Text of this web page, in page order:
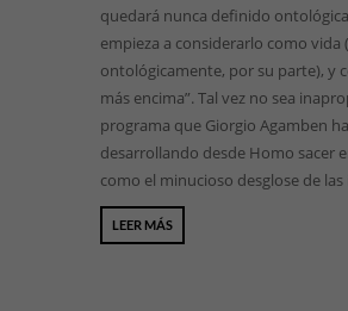
quedará nunca definido
empieza a considerarlo como vida
ontológicamente, por su parte), y
más encima”. Tal vez no sea
programa que Giorgio Agamben
desarrollando desde Homo sacer
como el minucioso desglose de las
LEER MÁS